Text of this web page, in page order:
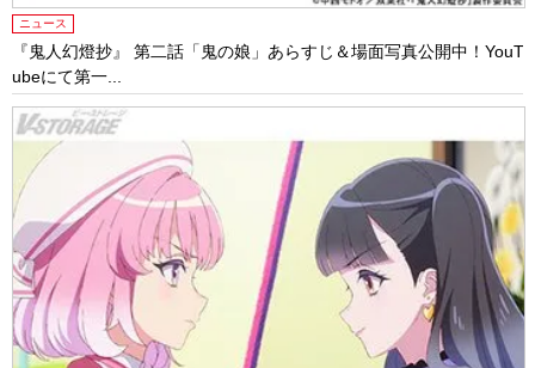
ニュース
『鬼人幻燈抄』 第二話「鬼の娘」あらすじ＆場面写真公開中！YouT
ubeにて第一...